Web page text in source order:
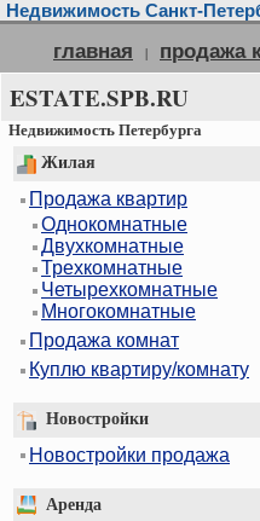
Недвижимость Санкт-
главная | продажа
ESTATE.SPB.RU
Недвижимость Петербурга
Жилая
Продажа квартир
Однокомнатные
Двухкомнатные
Трехкомнатные
Четырехкомнатные
Многокомнатные
Продажа комнат
Куплю квартиру/комнату
Новостройки
Новостройки продажа
Аренда